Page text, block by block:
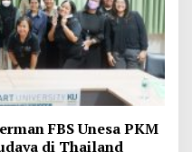
FBS Unesa PKM
di Thailand